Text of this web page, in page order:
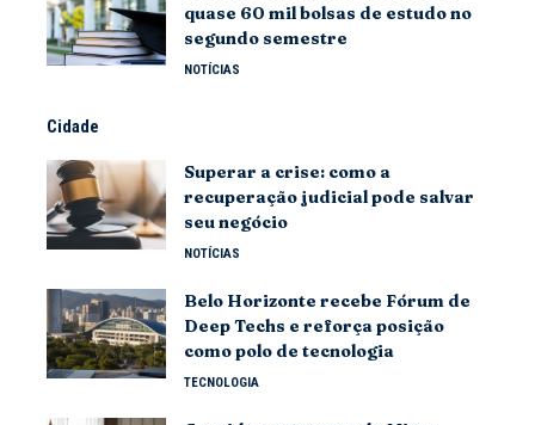
quase 60 mil bolsas de estudo no
segundo semestre
NOTÍCIAS
Cidade
Superar a crise: como a
recuperação judicial pode salvar
seu negócio
NOTÍCIAS
Belo Horizonte recebe Fórum de
Deep Techs e reforça posição
como polo de tecnologia
TECNOLOGIA